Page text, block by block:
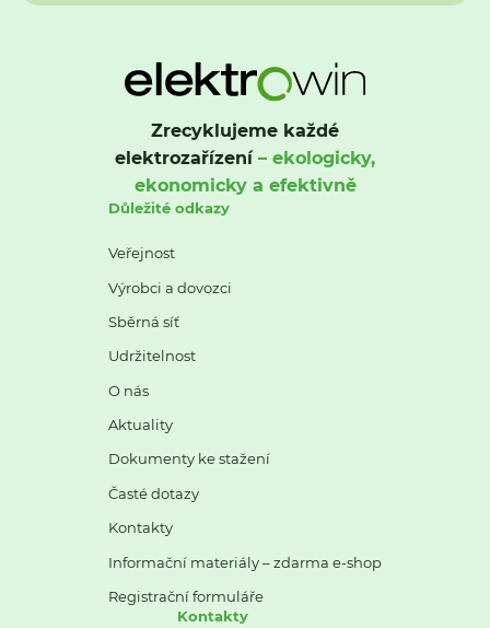
Zrecyklujeme každé
elektrozařízení– ekologicky,
ekonomicky a efektivně
Důležité odkazy
Veřejnost
Výrobci a dovozci
Sběrná síť
Udržitelnost
O nás
Aktuality
Dokumenty ke stažení
Časté dotazy
Kontakty
Informační materiály – zdarma e-shop
Registrační formuláře
Kontakty